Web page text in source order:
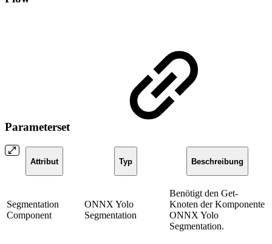
Parameterset
Attribut Typ Beschreibung
Segmentation
Component
ONNX Yolo
Segmentation
Benötigt den Get-
Knoten der Komponente
ONNX Yolo
Segmentation.